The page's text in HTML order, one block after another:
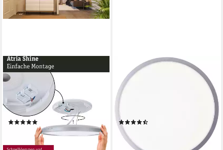
PAULMANN
LED Panel Atria Shine 3000K
IP44 eckig, LED fest
integriert, Warmweiß,
Backlight
ab 39,68 € UVP49,49 €
-20%
BRILLIANT
LED Deckenleuchte Navara,
LED fest integriert,
Neutralweiß, Ø 37,5cm, Höhe
3 cm, 2900 lm, 4000 K, IP44
31,99 €
lieferbar - in 2-3 Werktagen bei dir